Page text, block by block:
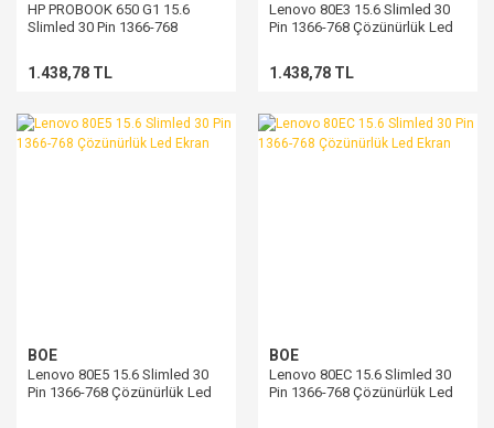
HP PROBOOK 650 G1 15.6
Slimled 30 Pin 1366-768
1.438,78 TL
Lenovo 80E3 15.6 Slimled 30
Pin 1366-768 Çözünürlük Led
1.438,78 TL
BOE
Lenovo 80E5 15.6 Slimled 30
Pin 1366-768 Çözünürlük Led
BOE
Lenovo 80EC 15.6 Slimled 30
Pin 1366-768 Çözünürlük Led